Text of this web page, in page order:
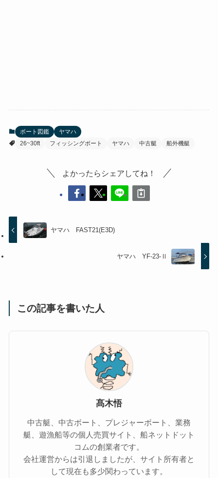
ボート図鑑
ヤマハ
26~30ft
フィッシングボート ヤマハ 中古艇 船外機艇
よかったらシェアしてね！
ヤマハ FAST21(E3D)
ヤマハ YF-23‐Ⅱ
この記事を書いた人
髙木悟
中古艇、中古ボート、プレジャーボート、業務
艇、遊漁船等の個人売買サイト、船ネットドット
コムの創業者です。
会社運営からは引退しましたが、サイト所有者と
して現在も多少関わっています。